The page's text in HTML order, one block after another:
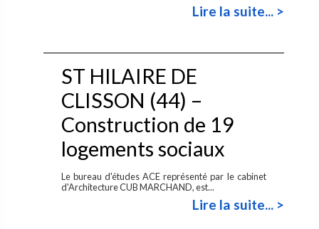
Lire la suite... >
ST HILAIRE DE
CLISSON (44) –
Construction de 19
logements sociaux
Le bureau d'études ACE représenté par le cabinet
d'Architecture CUB MARCHAND, est...
Lire la suite... >